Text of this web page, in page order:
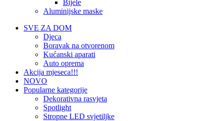
Bijele
Aluminijske maske
SVE ZA DOM
Djeca
Boravak na otvorenom
Kućanski aparati
Auto oprema
Akcija mjeseca!!!
NOVO
Popularne kategorije
Dekorativna rasvjeta
Spotlight
Stropne LED svjetiljke